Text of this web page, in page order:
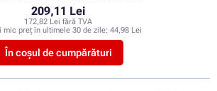
209,11 Lei
172,82 Lei fără TVA
mic preț în ultimele 30 de zile: 44,98 Lei
În coșul de cumpărături